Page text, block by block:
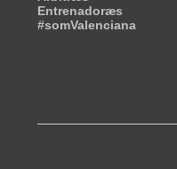
Entrenadoræs
#somValenciana